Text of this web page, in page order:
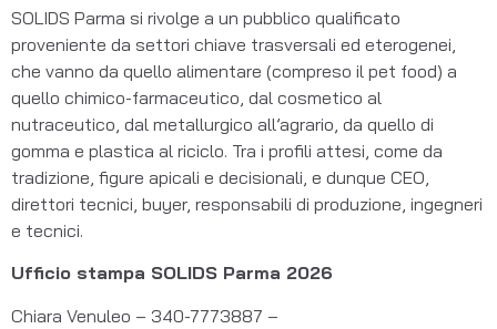
SOLIDS Parma si rivolge a un pubblico qualificato
proveniente da settori chiave trasversali ed eterogenei,
che vanno da quello alimentare (compreso il pet food) a
quello chimico-farmaceutico, dal cosmetico al
nutraceutico, dal metallurgico all’agrario, da quello di
gomma e plastica al riciclo. Tra i profili attesi, come da
tradizione, figure apicali e decisionali, e dunque CEO,
direttori tecnici, buyer, responsabili di produzione, ingegneri
e tecnici.
Ufficio stampa SOLIDS Parma 2026
Chiara Venuleo – 340-7773887 –